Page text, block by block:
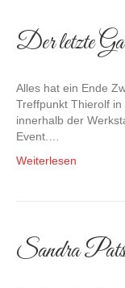
Der letzte
Alles hat ein Ende
Treffpunkt Thierolf
innerhalb der
Event.…
Weiterlesen
Sandra